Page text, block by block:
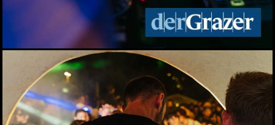
Spatenstich für den
neuen Bildungscampus in
Zukunftstag 2026 der
Grazer Volkspartei
10.04.2026
Auftakt für den 27.
Steiermark-Frühling in
Wien